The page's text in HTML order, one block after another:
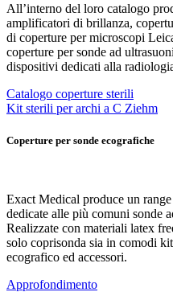
All’interno del loro catalogo
amplificatori di brillanza,
di coperture per microscopi
coperture per sonde ad
dispositivi dedicati alla
Catalogo coperture sterili
Kit sterili per archi a C Ziehm
Coperture per sonde ecografiche
Exact Medical produce un
dedicate alle più comuni sonde
Realizzate con materiali latex
solo coprisonda sia in comodi
ecografico ed accessori.
Approfondimento